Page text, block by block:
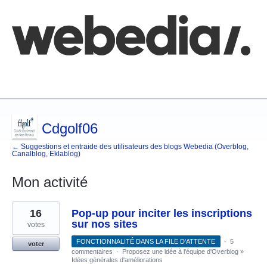
Cdgolf06
← Suggestions et entraide des utilisateurs des blogs Webedia (Overblog,
Canalblog, Eklablog)
Mon activité
1
résultat
trouvé
Pop-up pour inciter les inscriptions
sur nos sites
16
votes
voter FONCTIONNALITÉ DANS LA FILE D'ATTENTE · 5
commentaires
· Proposez une idée à l'équipe d'Overblog »
Idées générales d'améliorations